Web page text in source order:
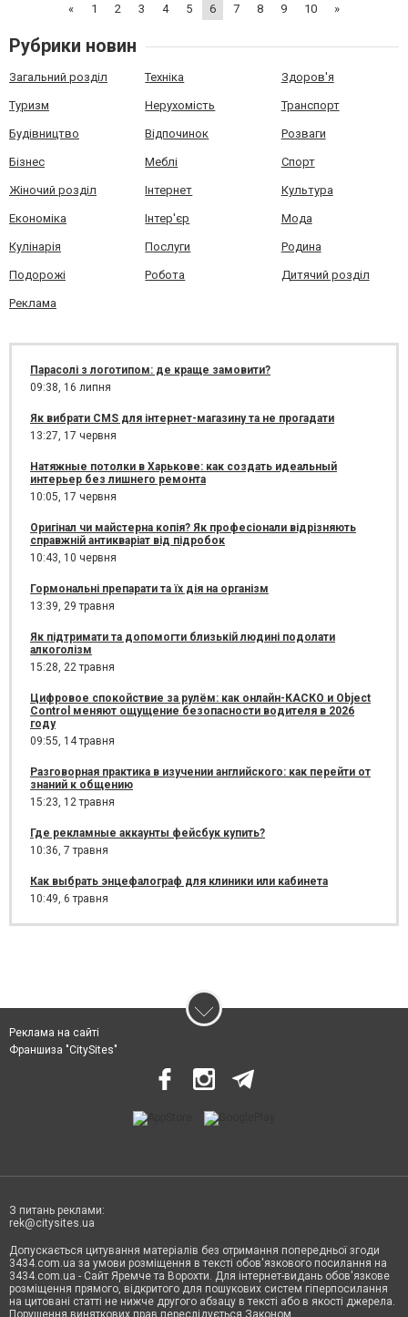
«
1 2 3 4 5 6 7 8 9 10 »
Рубрики новин
Загальний розділ Техніка Здоров'я
Туризм Нерухомість Транспорт
Будівництво Відпочинок Розваги
Бізнес Меблі Спорт
Жіночий розділ Інтернет Культура
Економіка Інтер'єр Мода
Кулінарія Послуги Родина
Подорожі Робота Дитячий розділ
Реклама
Парасолі з логотипом: де краще замовити?
09:38, 16 липня
Як вибрати CMS для інтернет-магазину та не прогадати
13:27, 17 червня
Натяжные потолки в Харькове: как создать идеальный
интерьер без лишнего ремонта
10:05, 17 червня
Оригінал чи майстерна копія? Як професіонали відрізняють
справжній антикваріат від підробок
10:43, 10 червня
Гормональні препарати та їх дія на організм
13:39, 29 травня
Як підтримати та допомогти близькій людині подолати
алкоголізм
15:28, 22 травня
Цифровое спокойствие за рулём: как онлайн-КАСКО и Object
Control меняют ощущение безопасности водителя в 2026
году
09:55, 14 травня
Разговорная практика в изучении английского: как перейти от
знаний к общению
15:23, 12 травня
Где рекламные аккаунты фейсбук купить?
10:36, 7 травня
Как выбрать энцефалограф для клиники или кабинета
10:49, 6 травня
Реклама на сайті
Франшиза "CitySites"
З питань реклами:
rek@citysites.ua
Допускається цитування матеріалів без отримання попередньої згоди
3434.com.ua за умови розміщення в тексті обов'язкового посилання на
3434.com.ua - Сайт Яремче та Ворохти. Для інтернет-видань обов'язкове
розміщення прямого, відкритого для пошукових систем гіперпосилання
на цитовані статті не нижче другого абзацу в тексті або в якості джерела.
Порушення виняткових прав переслідується Законом.